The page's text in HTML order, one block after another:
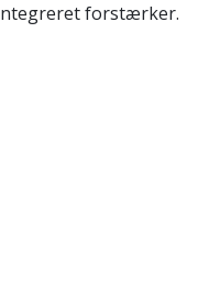
forstærker.